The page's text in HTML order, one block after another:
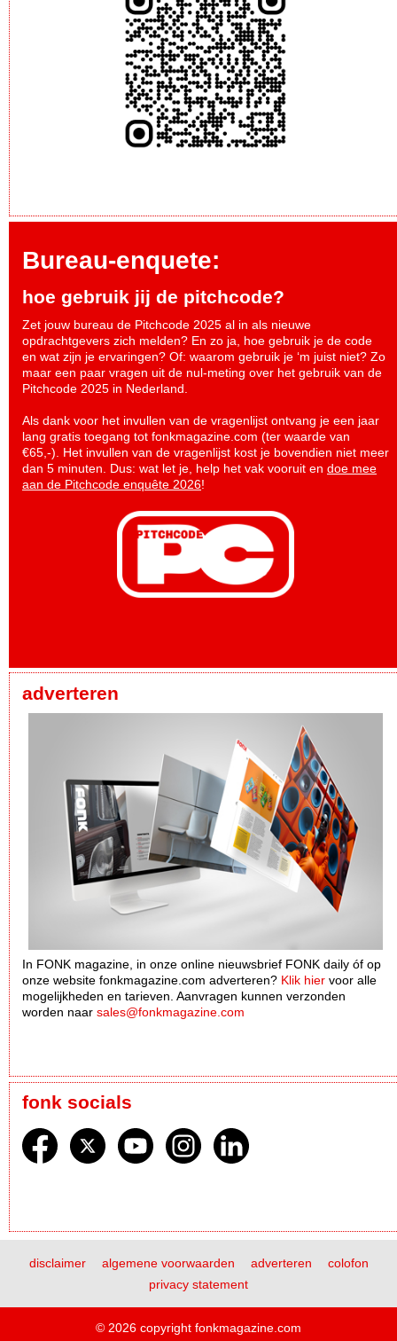
Bureau-enquete:
hoe gebruik jij de pitchcode?
Zet jouw bureau de Pitchcode 2025 al in als nieuwe
opdrachtgevers zich melden? En zo ja, hoe gebruik je de code
en wat zijn je ervaringen? Of: waarom gebruik je ‘m juist niet? Zo
maar een paar vragen uit de nul-meting over het gebruik van de
Pitchcode 2025 in Nederland.
Als dank voor het invullen van de vragenlijst ontvang je een jaar
lang gratis toegang tot fonkmagazine.com (ter waarde van
€65,-). Het invullen van de vragenlijst kost je bovendien niet meer
dan 5 minuten. Dus: wat let je, help het vak vooruit en doe mee
aan de Pitchcode enquête 2026!
adverteren
In FONK magazine, in onze online nieuwsbrief FONK daily óf op
onze website fonkmagazine.com adverteren? Klik hier voor alle
mogelijkheden en tarieven. Aanvragen kunnen verzonden
worden naar sales@fonkmagazine.com
fonk socials
disclaimer algemene voorwaarden adverteren
colofon
privacy statement
© 2026 copyright fonkmagazine.com